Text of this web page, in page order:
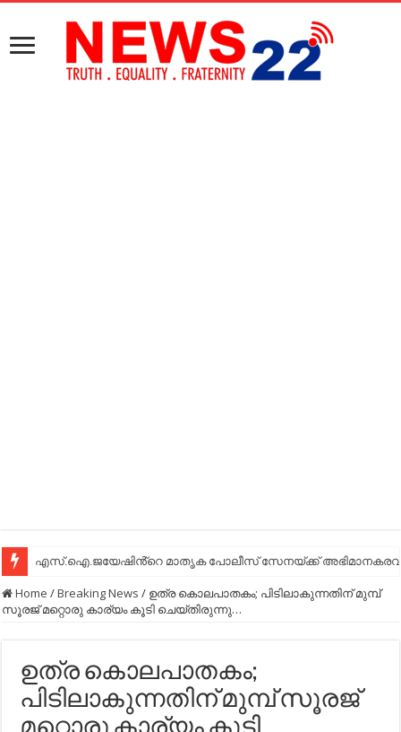
എസ്.ഐ.ജയേഷിൻ്റെ മാതൃക പോലീസ് സേനയ്ക്ക്
Home /Breaking News / ഉത്ര കൊലപാതകം; പിടിലാകുന്നതിന് മുമ്പ്
സൂരജ് മറ്റൊരു കാര്യം കൂടി ചെയ്തിരുന്നു…
ഉത്ര കൊലപാതകം;
പിടിലാകുന്നതിന് മുമ്പ് സൂരജ്